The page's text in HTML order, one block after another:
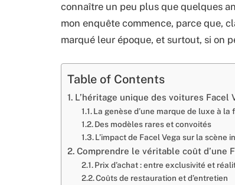
connaître un peu plus que quelques
mon enquête commence, parce que,
marqué leur époque, et surtout, si on
Table of Contents
L’héritage unique des voitures Facel
La genèse d’une marque de luxe à la
Des modèles rares et convoités
L’impact de Facel Vega sur la scène
Comprendre le véritable coût d’une
Prix d’achat : entre exclusivité et
Coûts de restauration et d’entretien